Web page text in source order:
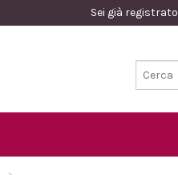
Sei già